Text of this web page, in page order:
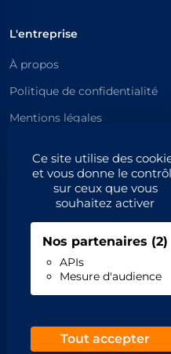
Ce site utilise des
et vous donne le
sur ceux que vous
souhaitez activer
Nos partenaires (2)
APIs
Mesure d'audience
Tout accepter
L'entreprise
À propos
Politique de confidentialité
Mentions légales
Catégories principales
Catégories
Professionnels
Inscrivez-vous
Demande de retrait